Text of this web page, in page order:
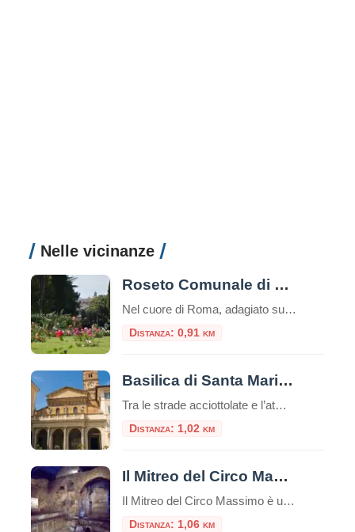
Nelle vicinanze
Roseto Comunale di Roma
Nel cuore di Roma, adagiato sulle dolci pendici del colle Aventino, si nasconde un gioiello di rara bellezza: il Roseto Comunale. Lontano dal trambusto del centro, questo incantevole giardino offre una vista mozzafiato che spazia dal Circo Massimo ai resti del Palatino, regalando un’esperienza sensoriale unica tra i profumi e i colori di oltre mille […]
Distanza: 0,91 km
Basilica di Santa Maria in Trastevere
Tra le strade acciottolate e l’atmosfera bohémienne del quartiere Trastevere, sorge una delle più antiche e affascinanti chiese di Roma: la Basilica di Santa Maria in Trastevere. Un luogo che unisce spiritualità, storia e bellezza artistica in un unico colpo d’occhio. Un’antichità che affascina Secondo la tradizione, la basilica fu fondata nel III secolo d.C. […]
Distanza: 1,02 km
Il Mitreo del Circo Massimo
Il Mitreo del Circo Massimo è un sito archeologico situato a Roma, nei pressi del Circo Massimo, che rappresenta un antico santuario dedicato al culto di Mitra.Questo sito è una delle testimonianze più significative dell’antica religione del Mitraismo, una misteriosa religione orientale che si diffuse ampiamente nell’Impero Romano tra il I e il IV secolo […]
Distanza: 1,06 km